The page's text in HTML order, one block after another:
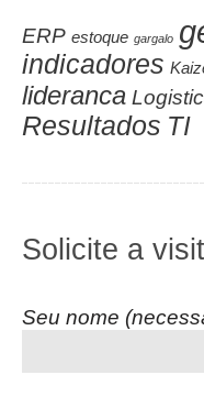
ERP estoque gargalo
indicadores
lideranca
Resultados TI
Solicite a
Seu nome